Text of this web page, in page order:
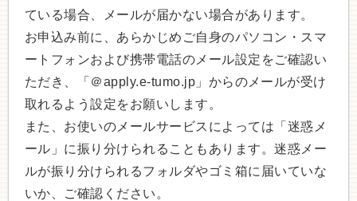
ている場合、メールが届かない場合があります。
お申込み前に、あらかじめご自身のパソコン・スマ
ートフォンおよび携帯電話のメール設定をご確認い
ただき、「＠apply.e-tumo.jp」からのメールが受け
取れるよう設定をお願いします。
また、お使いのメールサービスによっては「迷惑メ
ール」に振り分けられることもあります。迷惑メー
ルが振り分けられるフォルダやゴミ箱に届いていな
いか、ご確認ください。